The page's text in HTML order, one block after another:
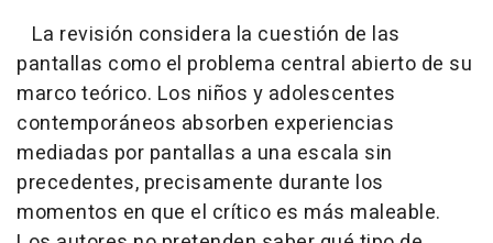
La revisión considera la cuestión de las
pantallas como el problema central abierto de su
marco teórico. Los niños y adolescentes
contemporáneos absorben experiencias
mediadas por pantallas a una escala sin
precedentes, precisamente durante los
momentos en que el crítico es más maleable.